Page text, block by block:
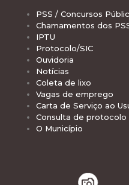
PSS / Concursos
Chamamentos dos
IPTU
Protocolo/SIC
Ouvidoria
Notícias
Coleta de lixo
Vagas de emprego
Carta de Serviço ao
Consulta de protocolo
O Município